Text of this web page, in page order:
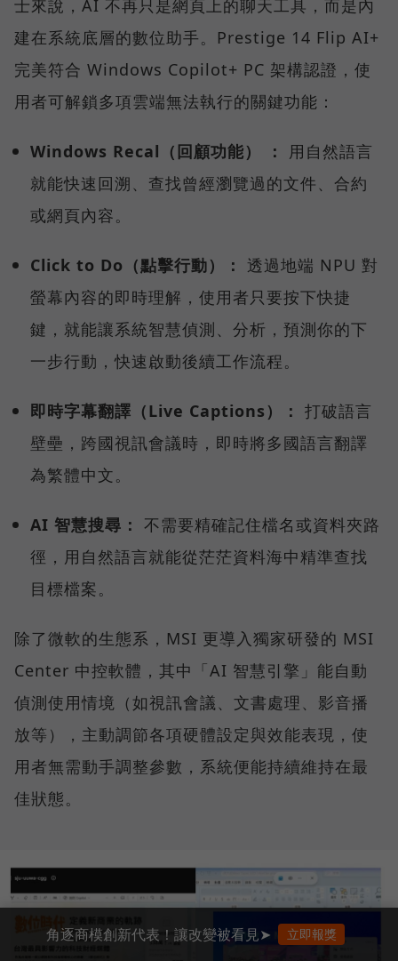
士來說，AI 不再只是網頁上的聊天工具，而是內
建在系統底層的數位助手。Prestige 14 Flip AI+
完美符合 Windows Copilot+ PC 架構認證，使
用者可解鎖多項雲端無法執行的關鍵功能：
Windows Recal（回顧功能） ：
用自然語言
就能快速回溯、查找曾經瀏覽過的文件、合約
或網頁內容。
Click to Do（點擊行動）： 透過地端 NPU 對
螢幕內容的即時理解，使用者只要按下快捷
鍵，就能讓系統智慧偵測、分析，預測你的下
一步行動，快速啟動後續工作流程。
即時字幕翻譯（Live Captions）： 打破語言
壁壘，跨國視訊會議時，即時將多國語言翻譯
為繁體中文。
AI 智慧搜尋： 不需要精確記住檔名或資料夾路
徑，用自然語言就能從茫茫資料海中精準查找
目標檔案。
除了微軟的生態系，MSI 更導入獨家研發的 MSI
Center 中控軟體，其中「AI 智慧引擎」能自動
偵測使用情境（如視訊會議、文書處理、影音播
放等），主動調節各項硬體設定與效能表現，使
用者無需動手調整參數，系統便能持續維持在最
佳狀態。
角逐商模創新代表！讓改變被看見➤ 立即報獎